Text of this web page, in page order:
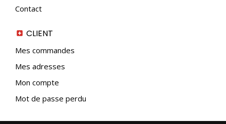
Contact
CLIENT
Mes commandes
Mes adresses
Mon compte
Mot de passe perdu